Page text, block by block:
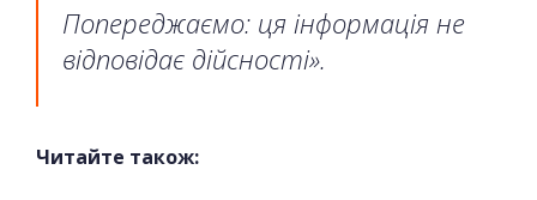
Попереджаємо: ця інформація не
відповідає дійсності».
Читайте також: